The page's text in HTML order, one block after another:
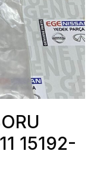
15192-